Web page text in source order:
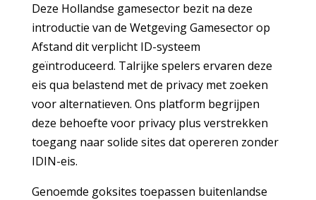
Deze Hollandse gamesector bezit na deze
introductie van de Wetgeving Gamesector op
Afstand dit verplicht ID-systeem
geïntroduceerd. Talrijke spelers ervaren deze
eis qua belastend met de privacy met zoeken
voor alternatieven. Ons platform begrijpen
deze behoefte voor privacy plus verstrekken
toegang naar solide sites dat opereren zonder
IDIN-eis.
Genoemde goksites toepassen buitenlandse